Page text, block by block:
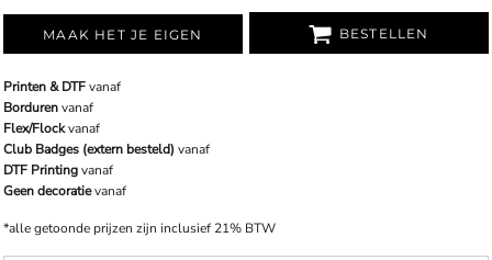
MAAK HET JE EIGEN BESTELLEN
Printen & DTFvanaf
Bordurenvanaf
Flex/Flockvanaf
Club Badges (extern besteld) vanaf
DTF Printingvanaf
Geen decoratievanaf
*alle getoonde prijzen zijn inclusief 21% BTW